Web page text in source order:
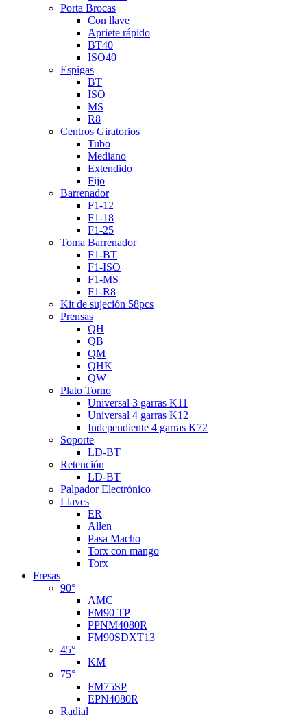
Porta Brocas
Con llave
Apriete rápido
BT40
ISO40
Espigas
BT
ISO
MS
R8
Centros Giratorios
Tubo
Mediano
Extendido
Fijo
Barrenador
F1-12
F1-18
F1-25
Toma Barrenador
F1-BT
F1-ISO
F1-MS
F1-R8
Kit de sujeción 58pcs
Prensas
QH
QB
QM
QHK
QW
Plato Torno
Universal 3 garras K11
Universal 4 garras K12
Independiente 4 garras K72
Soporte
LD-BT
Retención
LD-BT
Palpador Electrónico
Llaves
ER
Allen
Pasa Macho
Torx con mango
Torx
Fresas
90°
AMC
FM90 TP
PPNM4080R
FM90SDXT13
45°
KM
75°
FM75SP
EPN4080R
Radial